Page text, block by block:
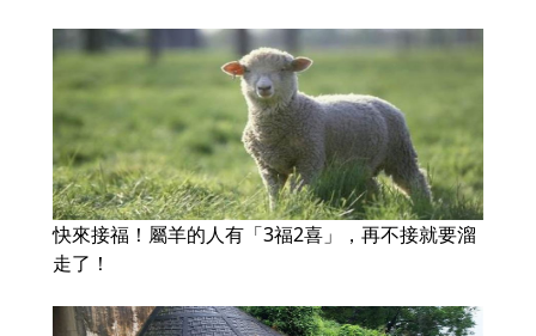
快來接福！屬羊的人有「3福2喜」，再不接就要溜
走了！